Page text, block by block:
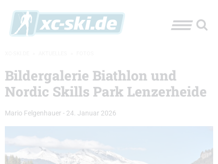
Bildergalerie Biathlon und
Nordic Skills Park Lenzerheide
Mario Felgenhauer - 24. Januar 2026